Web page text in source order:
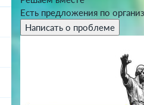
Есть предложения по
Написать о проблеме